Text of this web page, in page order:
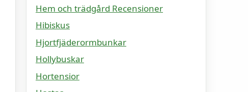
Hem och trädgård Recensioner
Hibiskus
Hjortfjäderormbunkar
Hollybuskar
Hortensior